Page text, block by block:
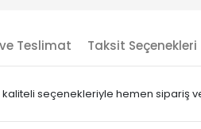
Teslimat Taksit Seçenekleri
seçenekleriyle hemen sipariş